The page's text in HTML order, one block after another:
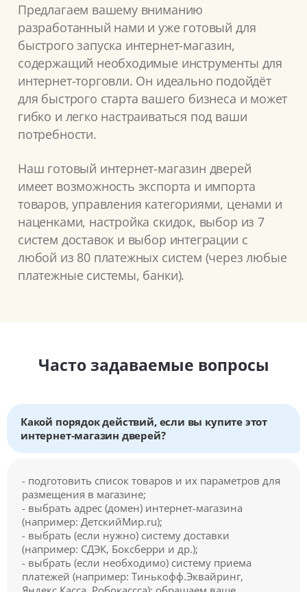
Предлагаем вашему вниманию
разработанный нами и уже готовый для
быстрого запуска интернет-магазин,
содержащий необходимые инструменты для
интернет-торговли. Он идеально подойдёт
для быстрого старта вашего бизнеса и может
гибко и легко настраиваться под ваши
потребности.
Наш готовый интернет-магазин дверей
имеет возможность экспорта и импорта
товаров, управления категориями, ценами и
наценками, настройка скидок, выбор из 7
систем доставок и выбор интеграции с
любой из 80 платежных систем (через любые
платежные системы, банки).
Часто задаваемые вопросы
Какой порядок действий, если вы купите этот
интернет-магазин дверей?
- подготовить список товаров и их параметров для
размещения в магазине;
- выбрать адрес (домен) интернет-магазина
(например: ДетскийМир.ru);
- выбрать (если нужно) систему доставки
(например: СДЭК, Боксберри и др.);
- выбрать (если необходимо) систему приема
платежей (например: Тинькофф.Эквайринг,